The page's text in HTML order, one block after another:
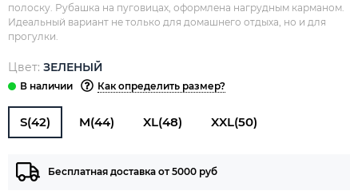
полоску. Рубашка на пуговицах, оформлена нагрудным карманом.
Идеальный вариант не только для домашнего отдыха, но и для
прогулки.
Цвет: ЗЕЛЕНЫЙ
Как определить размер?
S(42) M(44) XL(48) XXL(50)
Бесплатная доставка от 5000 руб